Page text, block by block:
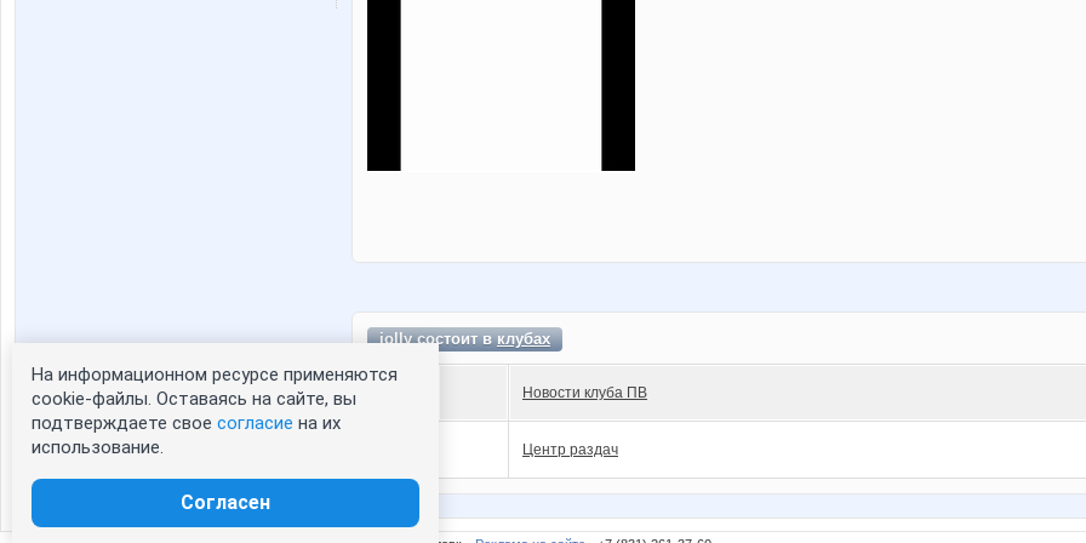
iolly состоит вклубах
Новости клуба ПВ
Центр раздач
На информационном ресурсе применяются
cookie-файлы. Оставаясь на сайте, вы
подтверждаете свое согласие на их
использование.
Согласен